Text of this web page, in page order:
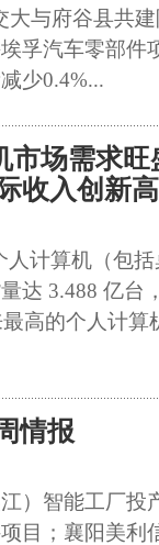
大与府谷县共
孚汽车零部件
少0.4%...
市场需求
收入创新高
人计算机（包
达 3.488 亿台
高的个人计
情报
）智能工厂投
目；襄阳美利